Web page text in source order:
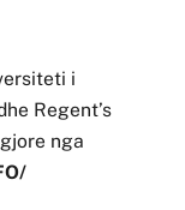
i
Regent’s
nga